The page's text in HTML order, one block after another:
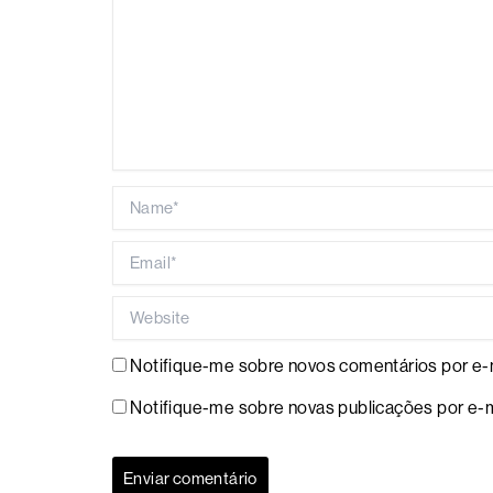
Notifique-me sobre novos comentários por e-
Notifique-me sobre novas publicações por e-